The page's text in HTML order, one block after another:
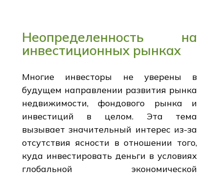
Неопределенность на
инвестиционных рынках
Многие инвесторы не уверены в
будущем направлении развития рынка
недвижимости, фондового рынка и
инвестиций в целом. Эта тема
вызывает значительный интерес из-за
отсутствия ясности в отношении того,
куда инвестировать деньги в условиях
глобальной экономической